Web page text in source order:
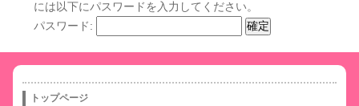
には以下にパスワードを入力してください。
パスワード:
トップページ